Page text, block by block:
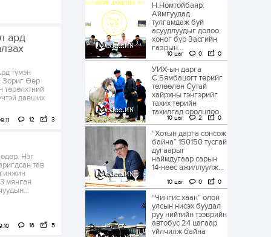
ард
түмэн
Зориг Өөр
төрөлхтний
давших
12 3
Нэг
тав
мянган
16 5
Н.Номтойбаяр:
Аймгуудад
тулгамдаж буй
асуудлуудыг долоо
хоног бүр Засгийн
газрын...
10 цаг 0 0
УИХ-ын дарга
С.Бямбацогт төрийг
төлөөлөн Сутай
хайрхны тэнгэрийг
тахих төрийн
тахилгад оролцлоо
10 цаг 2 0
“Хотын дарга сонсож
байна” 150150 тусгай
дугаарыг
наймдугаар сарын
14-нөөс ажиллуулж...
10 цаг 0 0
“Чингис хаан” олон
улсын нисэх буудал
руу нийтийн тээврийн
автобус 24 цагаар
үйлчилж байна